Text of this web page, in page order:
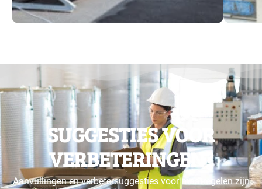
SUGGESTIES VOOR
VERBETERINGEN?
Aanvullingen en verbetersuggesties voor maatregelen zijn